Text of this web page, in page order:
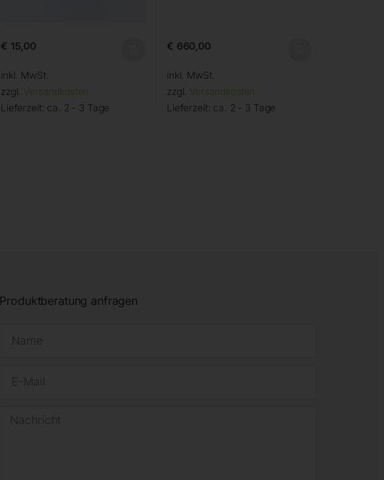
€ 15,00
inkl. MwSt.
zzgl. Versandkosten
Lieferzeit: ca. 2 - 3 Tage
€ 660,00
inkl. MwSt.
zzgl. Versandkosten
Lieferzeit: ca. 2 - 3 Tage
Produktberatung anfragen